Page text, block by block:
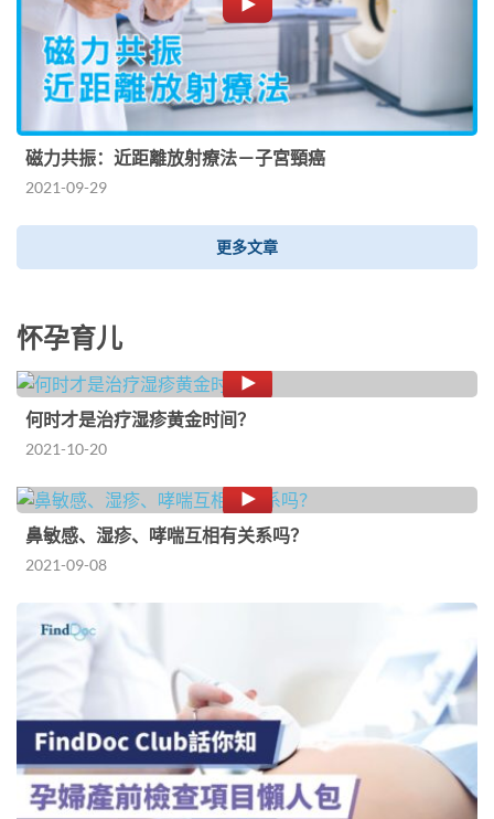
磁力共振：近距離放射療法－子宮頸癌
2021-09-29
更多文章
怀孕育儿
何时才是治疗湿疹黄金时间？
2021-10-20
鼻敏感、湿疹、哮喘互相有关系吗？
2021-09-08